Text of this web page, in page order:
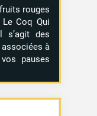
rouges
Coq Qui
s’agit des
à
pauses